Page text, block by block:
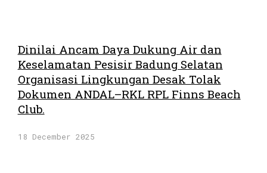
Dinilai Ancam Daya Dukung Air dan
Keselamatan Pesisir Badung Selatan
Organisasi Lingkungan Desak Tolak
Dokumen ANDAL–RKL RPL Finns Beach
Club.
18 December 2025